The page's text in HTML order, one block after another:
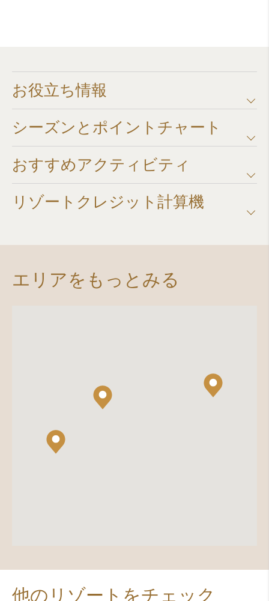
お役立ち情報
シーズンとポイントチャート​
おすすめアクティビティ
リゾートクレジット計算機​
エリアをもっとみる
他のリゾートをチェック